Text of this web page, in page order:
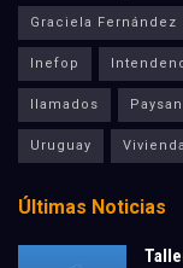
Graciela Fernández
Inefop
llamados
Uruguay Vivienda
Últimas Noticias